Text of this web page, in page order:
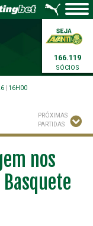
166.119
SÓCIOS
16H00
PRÓXIMAS
PARTIDAS
nos